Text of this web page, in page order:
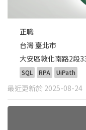
正職
台灣 臺北市
大安區敦化南路2段
SQL RPA UiPath
最近更新於 2025-08-24